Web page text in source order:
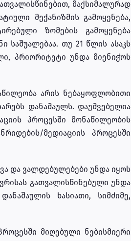
მაქსიმალურად
მექანიზმის გამოყენება,
ზომების გამოყენება
საშუალებაა. თუ 21 წლის ასაკს
პრიორიტეტი უნდა მიენიჭოს
არის ნებაყოფლობითი
დანაშაულს. დაუშვებელია
პროცესში მონაწილეობის
მედიაციის პროცესში
და ვალდებულებები უნდა იყოს
გათვალისწინებული უნდა
ხასიათი, სიმძიმე,
მიღებული ნებისმიერი